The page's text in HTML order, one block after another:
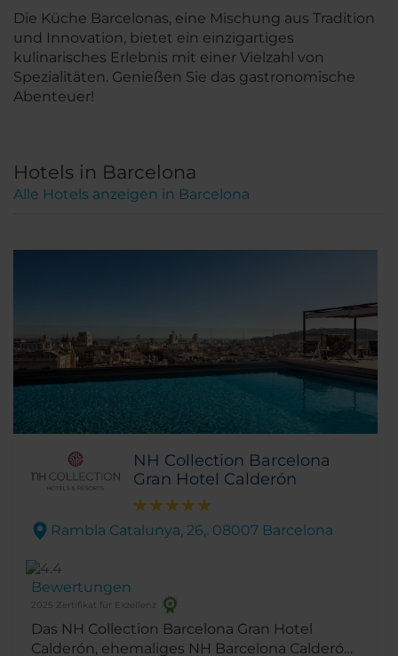
Die Küche Barcelonas, eine Mischung aus Tradition
und Innovation, bietet ein einzigartiges
kulinarisches Erlebnis mit einer Vielzahl von
Spezialitäten. Genießen Sie das gastronomische
Abenteuer!
Hotels in Barcelona
Alle Hotels anzeigen in Barcelona
NH Collection Barcelona
Gran Hotel Calderón
Rambla Catalunya, 26,. 08007 Barcelona
Bewertungen
2025 Zertifikat für Exzellenz
Das NH Collection Barcelona Gran Hotel
Calderón, ehemaliges NH Barcelona Calderón,